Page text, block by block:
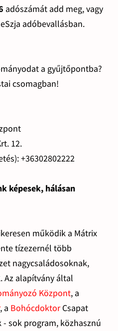
adószámát add meg, vagy
adóbevallásban.
a gyűjtőpontba?
csomagban!
12.
+36302802222
képesek, hálásan
működik a Mátrix
tízezernél több
nagycsaládosoknak,
Az alapítvány által
Központ, a
, a BohócdoktorCsapat
- sok program, közhasznú